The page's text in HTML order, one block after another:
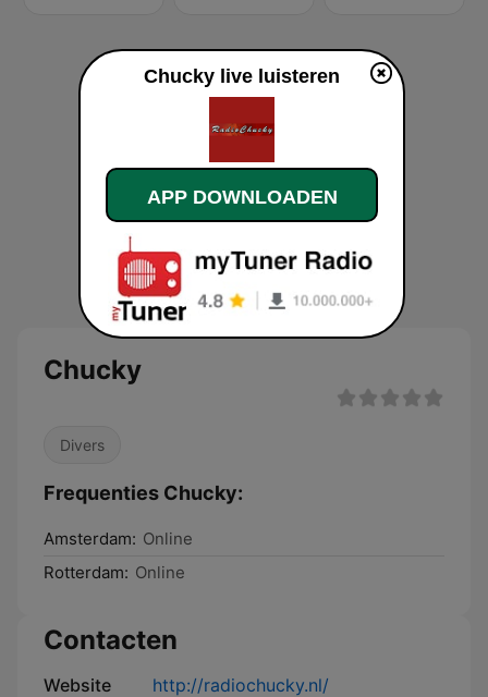
Chucky
Divers
Frequenties Chucky:
Amsterdam: Online
Rotterdam: Online
Contacten
Website http://radiochucky.nl/
Chucky live luisteren
APP DOWNLOADEN